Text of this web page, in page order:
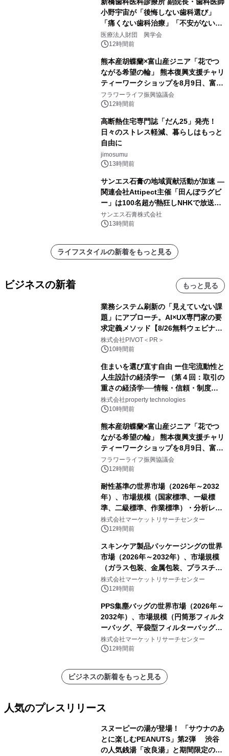
小野宇宙が「後悔しない歯科選び」
「痛くない歯科治療」「不安がない治
療計画」をテーマに専門監修
医療法人財団 興学会
12時間前
熊本産胡蝶蘭×富山産ジニア「花でつ
ながる希望の輪」 熊本復興支援チャリ
ティーワークショップを8月9日、富
山・射水で開催
フラワーライフ振興協議会
12時間前
高断熱住宅専門誌「だん25」発売！
日々のストレス軽減、暮らしはもっと
自由に
jimosumu
13時間前
サンエス石膏の地域貢献活動が加速 ―
関連会社Attipect主催「田んぼラグビ
ー」は100名超が熱狂しNHKで放送さ
れました。
サンエス石膏株式会社
13時間前
ライフスタイルの新着をもっと見る
ビジネスの新着 もっと見る
業務システム刷新の「見えていない課
題」にアプローチ。AI×UX専門家の要
求定義メソッド【8/26無料ウェビナ
ー】株式会社PIVOT
株式会社PIVOT＜PR＞
10時間前
住まいを選び直す自由 ー住宅流動性と
人生設計の経済学ー （第４回：取引の
重さの経済学──情報・信頼・制度を
PropTechはどう組み替えるか）｜
PropTech-Lab
株式会社property technologies
10時間前
熊本産胡蝶蘭×富山産ジニア「花でつ
ながる希望の輪」 熊本復興支援チャリ
ティーワークショップを8月9日、富
山・射水で開催
フラワーライフ振興協議会
12時間前
耐性基準の世界市場（2026年～2032
年）、市場規模（国家標準、一級標
準、二級標準、作業標準）・分析レポ
ートを発表
株式会社マーケットリサーチセンター
12時間前
スキンケア製品パッケージングの世界
市場（2026年～2032年）、市場規模
（ガラス包装、金属包装、プラスチッ
ク包装、その他）・分析レポートを発
表
株式会社マーケットリサーチセンター
12時間前
PPS集塵バッグの世界市場（2026年～
2032年）、市場規模（円筒形フィルタ
ーバッグ、平袋型フィルターバッグ、
プリーツフィルターバッグ、その
他）・分析レポートを発表
株式会社マーケットリサーチセンター
12時間前
ビジネスの新着をもっと見る
人気のプレスリリース
スヌーピーの湯が登場！ 「サウナのあ
とに楽しむPEANUTS」第2弾 渋谷
の人気銭湯「改良湯」と期間限定のコ